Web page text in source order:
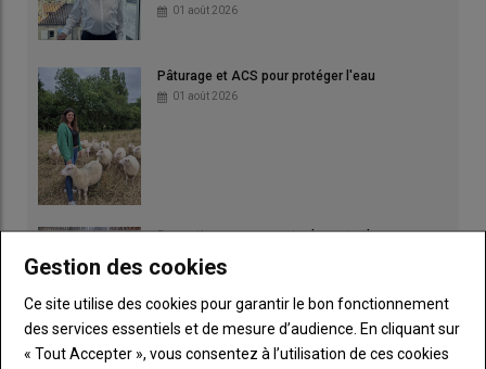
01 août 2026
Pâturage et ACS pour protéger l'eau
01 août 2026
Des rations pour reporter la vente des agneaux
Une année technique compliquée pour Bovins
Croissance
Gestion des cookies
Ce site utilise des cookies pour garantir le bon fonctionnement
des services essentiels et de mesure d’audience. En cliquant sur
« Tout Accepter », vous consentez à l’utilisation de ces cookies